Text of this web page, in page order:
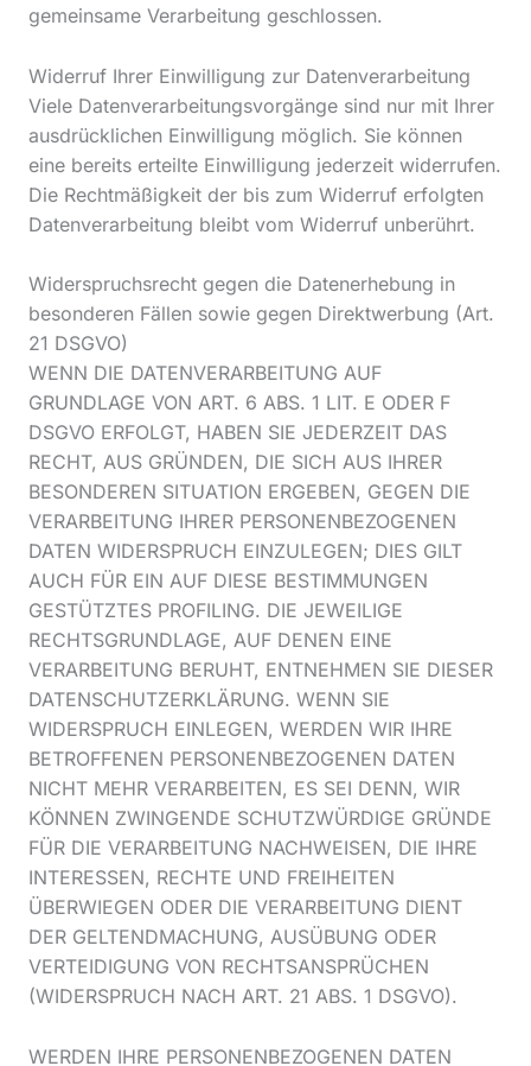
gemeinsame Verarbeitung geschlossen.
Widerruf Ihrer Einwilligung zur Datenverarbeitung
Viele Datenverarbeitungsvorgänge sind nur mit Ihrer
ausdrücklichen Einwilligung möglich. Sie können
eine bereits erteilte Einwilligung jederzeit widerrufen.
Die Rechtmäßigkeit der bis zum Widerruf erfolgten
Datenverarbeitung bleibt vom Widerruf unberührt.
Widerspruchsrecht gegen die Datenerhebung in
besonderen Fällen sowie gegen Direktwerbung (Art.
21 DSGVO)
WENN DIE DATENVERARBEITUNG AUF
GRUNDLAGE VON ART. 6 ABS. 1 LIT. E ODER F
DSGVO ERFOLGT, HABEN SIE JEDERZEIT DAS
RECHT, AUS GRÜNDEN, DIE SICH AUS IHRER
BESONDEREN SITUATION ERGEBEN, GEGEN DIE
VERARBEITUNG IHRER PERSONENBEZOGENEN
DATEN WIDERSPRUCH EINZULEGEN; DIES GILT
AUCH FÜR EIN AUF DIESE BESTIMMUNGEN
GESTÜTZTES PROFILING. DIE JEWEILIGE
RECHTSGRUNDLAGE, AUF DENEN EINE
VERARBEITUNG BERUHT, ENTNEHMEN SIE DIESER
DATENSCHUTZERKLÄRUNG. WENN SIE
WIDERSPRUCH EINLEGEN, WERDEN WIR IHRE
BETROFFENEN PERSONENBEZOGENEN DATEN
NICHT MEHR VERARBEITEN, ES SEI DENN, WIR
KÖNNEN ZWINGENDE SCHUTZWÜRDIGE GRÜNDE
FÜR DIE VERARBEITUNG NACHWEISEN, DIE IHRE
INTERESSEN, RECHTE UND FREIHEITEN
ÜBERWIEGEN ODER DIE VERARBEITUNG DIENT
DER GELTENDMACHUNG, AUSÜBUNG ODER
VERTEIDIGUNG VON RECHTSANSPRÜCHEN
(WIDERSPRUCH NACH ART. 21 ABS. 1 DSGVO).
WERDEN IHRE PERSONENBEZOGENEN DATEN